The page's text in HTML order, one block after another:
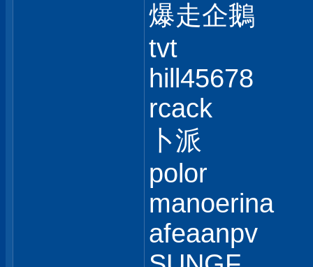
爆走企鵝
tvt
hill45678
rcack
卜派
polor
manoerina
afeaanpv